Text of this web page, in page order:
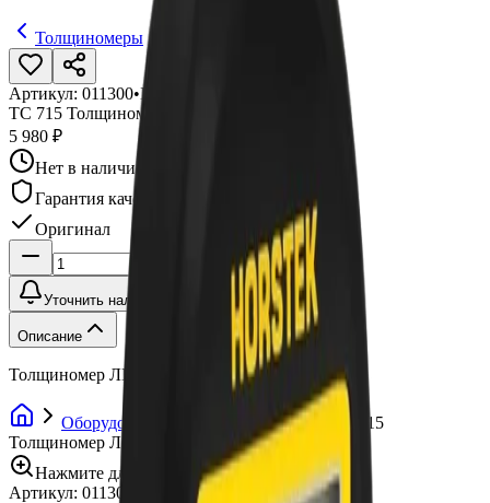
Толщиномеры
Артикул: 011300•Бренд:
TC 715 Толщиномер ЛКП
5 980 ₽
Нет в наличии
Гарантия качества
Оригинал
Уточнить наличие
Описание
Толщиномер ЛКП, TC 715
Оборудование Толщиномеры
TC 715
Толщиномер ЛКП
Нажмите для увеличения
Артикул: 011300 Horstek